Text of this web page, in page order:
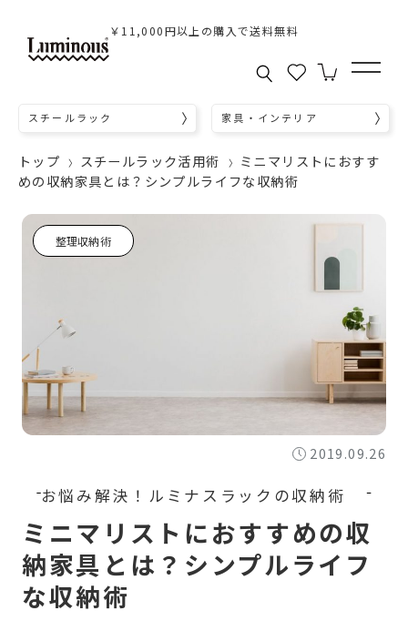
￥11,000円以上の購入で送料無料
スチールラック 家具・インテリア
トップ スチールラック活用術
ミニマリストにおすす
めの収納家具とは？シンプルライフな収納術
整理収納術
2019.09.26
ミニマリストにおすすめの収
納家具とは？シンプルライフ
な収納術